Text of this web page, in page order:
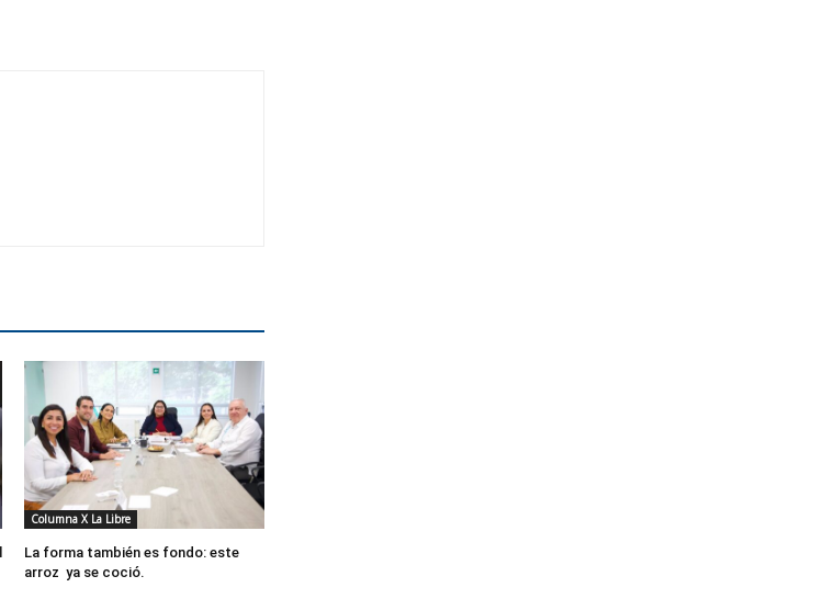
Columna X La Libre
La forma también es fondo: este
arroz ya se coció.